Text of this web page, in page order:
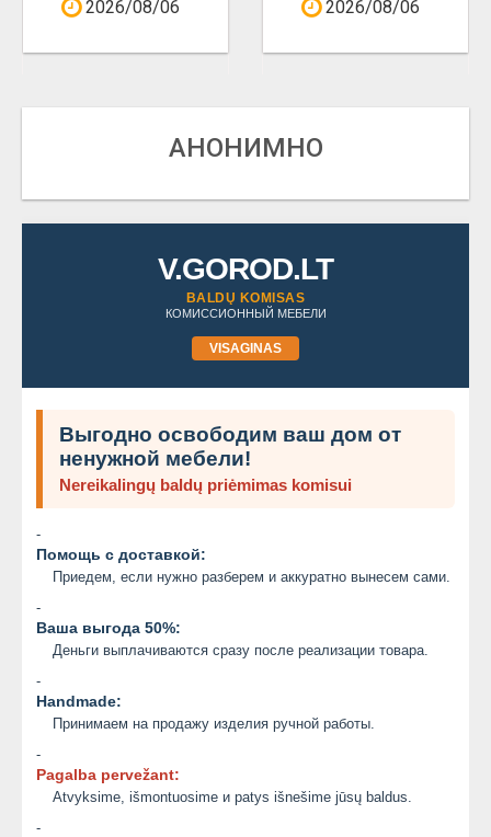
2026/08/06
2026/08/06
АНОНИМНО
V.GOROD.LT
BALDŲ KOMISAS
КОМИССИОННЫЙ МЕБЕЛИ
VISAGINAS
Выгодно освободим ваш дом от
ненужной мебели!
Nereikalingų baldų priėmimas komisui
-
Помощь с доставкой:
Приедем, если нужно разберем и аккуратно вынесем сами.
-
Ваша выгода 50%:
Деньги выплачиваются сразу после реализации товара.
-
Handmade:
Принимаем на продажу изделия ручной работы.
-
Pagalba pervežant:
Atvyksime, išmontuosime и patys išnešime jūsų baldus.
-